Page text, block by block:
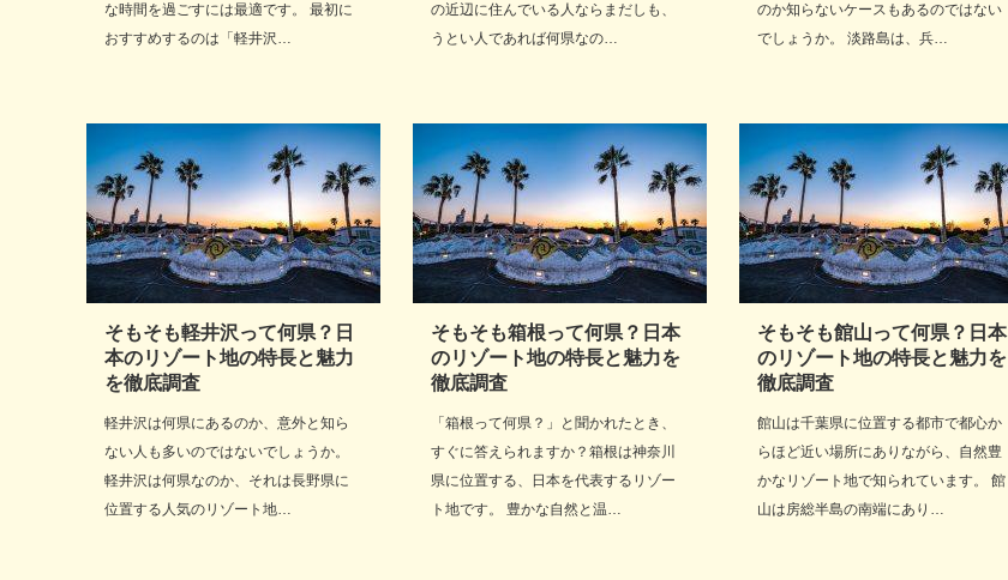
な時間を過ごすには最適です。 最初に
おすすめするのは「軽井沢…
の近辺に住んでいる人ならまだしも、
うとい人であれば何県なの…
のか知らないケースもあるのではない
でしょうか。 淡路島は、兵…
そもそも軽井沢って何県？日
本のリゾート地の特長と魅力
を徹底調査
軽井沢は何県にあるのか、意外と知ら
ない人も多いのではないでしょうか。
軽井沢は何県なのか、それは長野県に
位置する人気のリゾート地…
そもそも箱根って何県？日本
のリゾート地の特長と魅力を
徹底調査
「箱根って何県？」と聞かれたとき、
すぐに答えられますか？箱根は神奈川
県に位置する、日本を代表するリゾー
ト地です。 豊かな自然と温…
そもそも館山って何県？日本
のリゾート地の特長と魅力を
徹底調査
館山は千葉県に位置する都市で都心か
らほど近い場所にありながら、自然豊
かなリゾート地で知られています。 館
山は房総半島の南端にあり…